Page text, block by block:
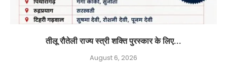
तीलू रौतेली राज्य स्त्री शक्ति पुरस्कार के लिए...
August 6, 2026